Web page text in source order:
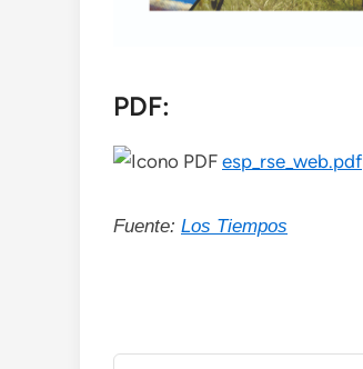
PDF:
esp_rse_web.pdf
Fuente: Los Tiempos